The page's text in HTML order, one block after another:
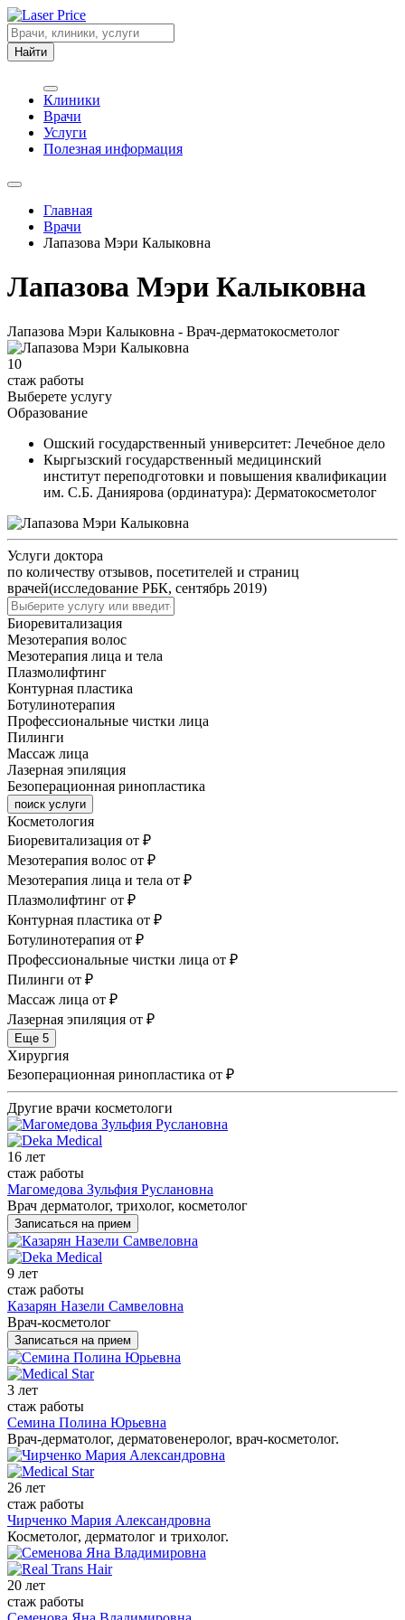
Найти
Клиники
Врачи
Услуги
Полезная информация
Главная
Врачи
Лапазова Мэри Калыковна
Лапазова Мэри Калыковна
Лапазова Мэри Калыковна - Врач-дерматокосметолог
10
стаж работы
Выберете услугу
Образование
Ошский государственный университет: Лечебное дело
Кыргызский государственный медицинский
институт переподготовки и повышения квалификации
им. С.Б. Даниярова (ординатура): Дерматокосметолог
Услуги доктора
по количеству отзывов, посетителей и страниц
врачей(исследование РБК, сентябрь 2019)
Биоревитализация
Мезотерапия волос
Мезотерапия лица и тела
Плазмолифтинг
Контурная пластика
Ботулинотерапия
Профессиональные чистки лица
Пилинги
Массаж лица
Лазерная эпиляция
Безоперационная ринопластика
поиск услуги
Косметология
Биоревитализация от ₽
Мезотерапия волос от ₽
Мезотерапия лица и тела от ₽
Плазмолифтинг от ₽
Контурная пластика от ₽
Ботулинотерапия от ₽
Профессиональные чистки лица от ₽
Пилинги от ₽
Массаж лица от ₽
Лазерная эпиляция от ₽
Еще 5
Хирургия
Безоперационная ринопластика от ₽
Другие врачи косметологи
16 лет
стаж работы
Магомедова Зульфия Руслановна
Врач дерматолог, трихолог, косметолог
Записаться на прием
9 лет
стаж работы
Казарян Назели Самвеловна
Врач-косметолог
Записаться на прием
3 лет
стаж работы
Семина Полина Юрьевна
Врач-дерматолог, дерматовенеролог, врач-косметолог.
26 лет
стаж работы
Чирченко Мария Александровна
Косметолог, дерматолог и трихолог.
20 лет
стаж работы